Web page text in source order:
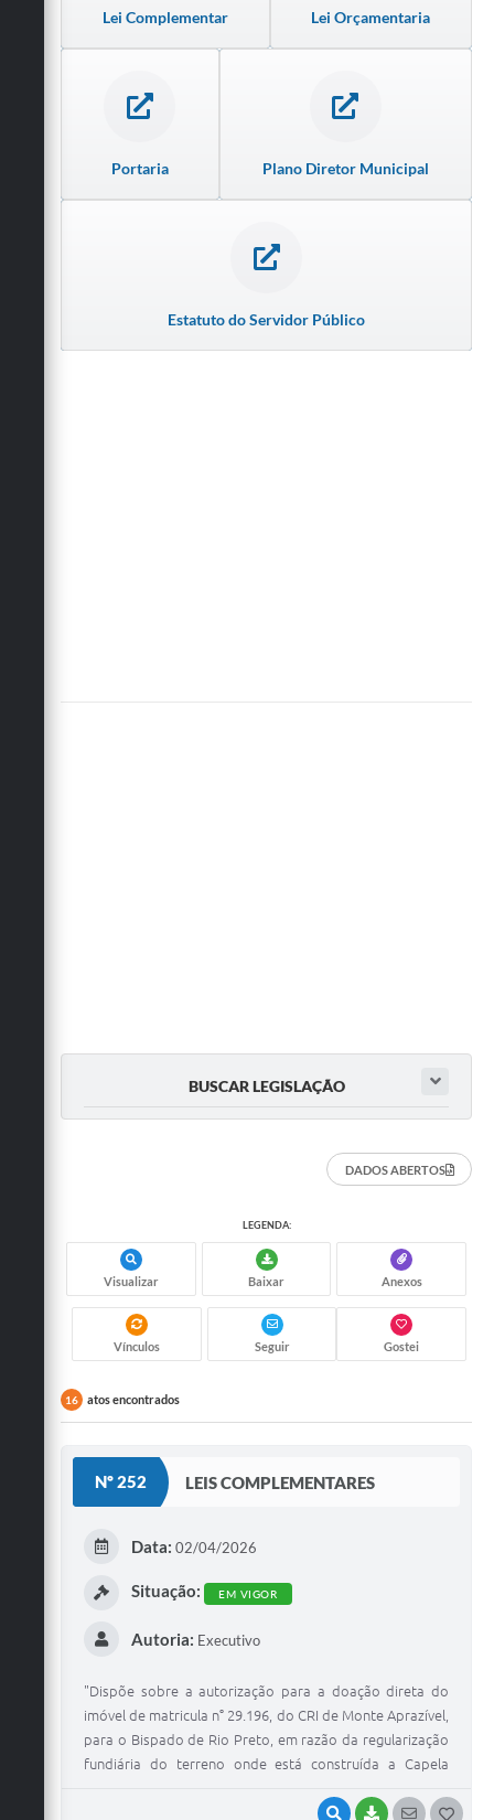
Lei Complementar Lei Orçamentaria
Portaria Plano Diretor Municipal
Estatuto do Servidor Público
BUSCAR LEGISLAÇÃO
DADOS ABERTOS
LEGENDA:
Visualizar Baixar Anexos
Vínculos Seguir Gostei
16 atos encontrados
Nº 252 LEIS COMPLEMENTARES
VISUALIZAR
BAIXARSEGUIR
Data: 02/04/2026
Situação: EM VIGOR
Autoria: Executivo
"Dispõe sobre a autorização para a doação direta do
imóvel de matricula n° 29.196, do CRI de Monte Aprazível,
para o Bispado de Rio Preto, em razão da regularização
fundiária do terreno onde está construída a Capela